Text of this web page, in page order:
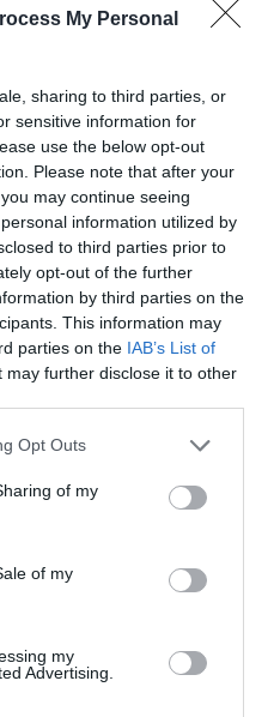
My Personal
sharing to third parties, or
sensitive information for
use the below opt-out
Please note that after your
may continue seeing
information utilized by
to third parties prior to
opt-out of the further
by third parties on the
This information may
parties on the IAB’s List of
may further disclose it to other
uses one or more Google
behaviour. You may click to
and its third-party tags to
purposes in below Google
Opt Outs
of my
of my
my
Advertising.
CIKK
A MŰANYAGMENTES JÚLIUS
CIKK
TÖBB FÜGÉT EGYÉL
A KORALLZÁTONY NEM CSAK